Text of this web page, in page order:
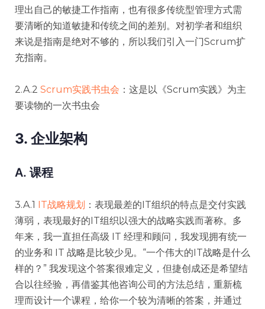
理出自己的敏捷工作指南，也有很多传统型管理方式需
要清晰的知道敏捷和传统之间的差别。对初学者和组织
来说是指南是绝对不够的，所以我们引入一门Scrum扩
充指南。
2.A.2 Scrum实践书虫会 ：这是以《Scrum实践》为主
要读物的一次书虫会
3. 企业架构
A. 课程
3.A.1 IT战略规划 ：表现最差的IT组织的特点是交付实践
薄弱，表现最好的IT组织以强大的战略实践而著称。多
年来，我一直担任高级 IT 经理和顾问，我发现拥有统一
的业务和 IT 战略是比较少见。“一个伟大的IT战略是什么
样的？” 我发现这个答案很难定义，但捷创成还是希望结
合以往经验，再借鉴其他咨询公司的方法总结，重新梳
理而设计一个课程，给你一个较为清晰的答案，并通过